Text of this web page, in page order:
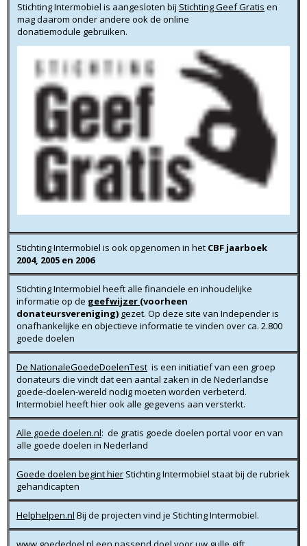
Stichting Intermobiel is aangesloten bij Stichting Geef Gratis en
mag daarom onder andere ook de online
donatiemodule gebruiken.
Stichting Intermobiel is ook opgenomen in het CBF jaarboek
2004, 2005 en 2006
Stichting Intermobiel heeft alle financiele en inhoudelijke
informatie op de geefwijzer (voorheen
donateursvereniging) gezet. Op deze site van Independer is
onafhankelijke en objectieve informatie te vinden over ca. 2.800
goede doelen
De NationaleGoedeDoelenTest is een initiatief van een groep
donateurs die vindt dat een aantal zaken in de Nederlandse
goede-doelen-wereld nodig moeten worden verbeterd.
Intermobiel heeft hier ook alle gegevens aan versterkt.
Alle goede doelen.nl: de gratis goede doelen portal voor en van
alle goede doelen in Nederland
Goede doelen begint hier Stichting Intermobiel staat bij de rubriek
gehandicapten
Helphelpen.nl Bij de projecten vind je Stichting Intermobiel.